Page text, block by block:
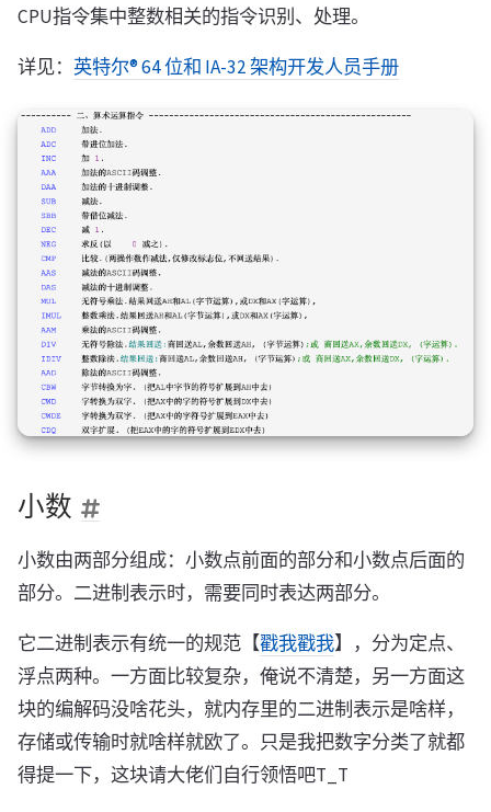
CPU指令集中整数相关的指令识别、处理。
详见： 英特尔® 64 位和 IA-32 架构开发人员手册
小数
小数由两部分组成：小数点前面的部分和小数点后面的
部分。二进制表示时，需要同时表达两部分。
它二进制表示有统一的规范【戳我戳我】，分为定点、
浮点两种。一方面比较复杂，俺说不清楚，另一方面这
块的编解码没啥花头，就内存里的二进制表示是啥样，
存储或传输时就啥样就欧了。只是我把数字分类了就都
得提一下，这块请大佬们自行领悟吧T_T